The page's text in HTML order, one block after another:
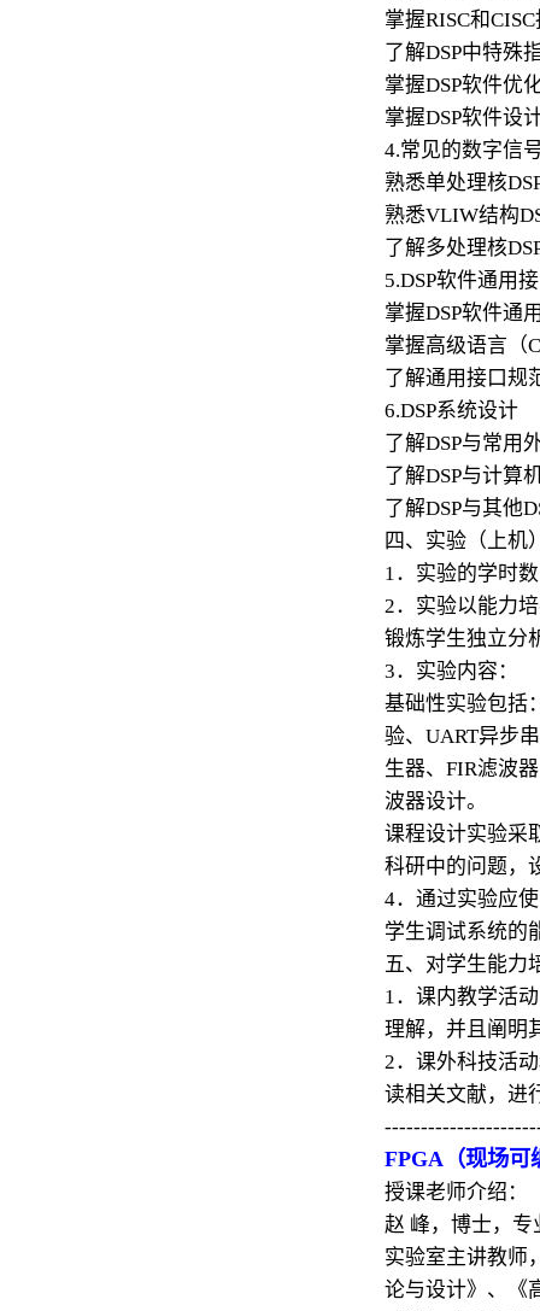
掌握RISC和
了解DSP中特殊
掌握DSP软件优
掌握DSP软件设
4.常见的数字信
熟悉单处理核
熟悉VLIW结构
了解多处理核
5.DSP软件通用
掌握DSP软件通
掌握高级语言（
了解通用接口规
6.DSP系统设计
了解DSP与常用
了解DSP与计算
了解DSP与其他
四、实验（上机
1．实验的学时
2．实验以能力
锻炼学生独立分
3．实验内容：
基础性实验包括
验、UART异步
生器、FIR滤波
波器设计。
课程设计实验采
科研中的问题，
4．通过实验应
学生调试系统的
五、对学生能力
1．课内教学活
理解，并且阐明
2．课外科技活
读相关文献，进
FPGA（现场可
授课老师介绍：
赵 峰，博士，专
实验室主讲教师
论与设计》、《